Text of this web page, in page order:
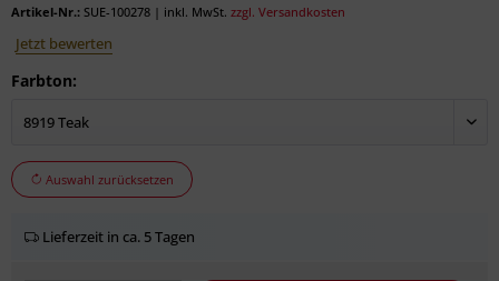
Artikel-Nr.: SUE-100278 | inkl. MwSt. zzgl. Versandkosten
Jetzt bewerten
Farbton:
Auswahl zurücksetzen
Lieferzeit in ca. 5 Tagen